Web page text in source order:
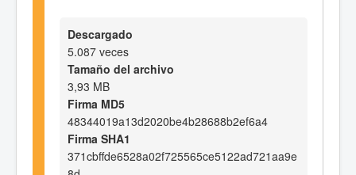
Descargado
5.087 veces
Tamaño del archivo
3,93 MB
Firma MD5
48344019a13d2020be4b28688b2ef6a4
Firma SHA1
371cbffde6528a02f725565ce5122ad721aa9e